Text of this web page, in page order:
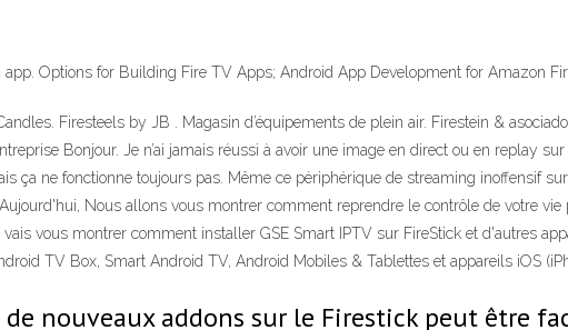
Options for Building Fire TV Apps; Android App Development for Amazon
Firesteels by JB . Magasin d’équipements de plein air. Firestein &
Bonjour. Je n’ai jamais réussi à avoir une image en direct ou en replay
ça ne fonctionne toujours pas. Même ce périphérique de streaming inoffensif
Nous allons vous montrer comment reprendre le contrôle de votre
vous montrer comment installer GSE Smart IPTV sur FireStick et d'autres
TV Box, Smart Android TV, Android Mobiles & Tablettes et appareils iOS
nouveaux addons sur le Firestick peut être